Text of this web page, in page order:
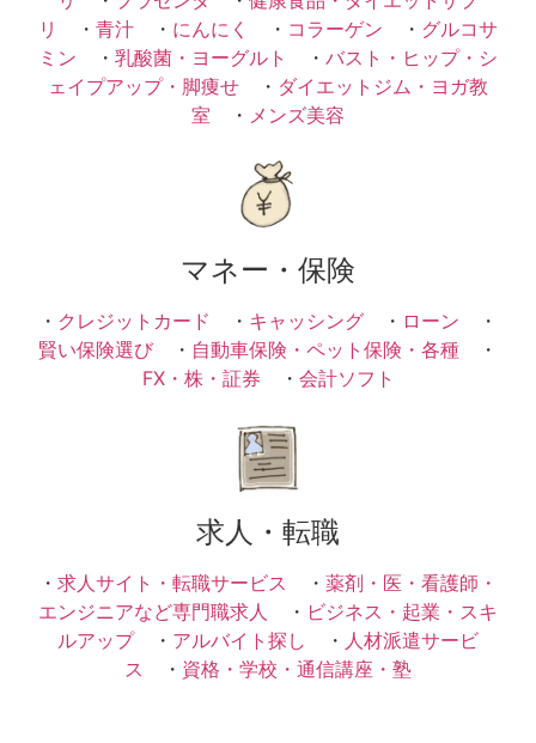
リ
・ 青汁 ・ にんにく ・ コラーゲン ・ グルコサ
ミン ・ 乳酸菌・ヨーグルト ・ バスト・ヒップ・シ
ェイプアップ・脚痩せ ・ ダイエットジム・ヨガ教
室 ・ メンズ美容
マネー・保険
・ クレジットカード ・ キャッシング ・ ローン ・
賢い保険選び ・ 自動車保険・ペット保険・各種 ・
FX・株・証券 ・ 会計ソフト
求人・転職
・ 求人サイト・転職サービス ・ 薬剤・医・看護師・
エンジニアなど専門職求人
・ ビジネス・起業・スキ
ルアップ・ アルバイト探し ・ 人材派遣サービ
ス ・ 資格・学校・通信講座・塾